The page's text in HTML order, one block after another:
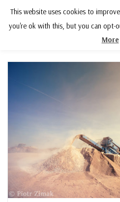
This website uses cookies to
you're ok with this, but you can opt-
More